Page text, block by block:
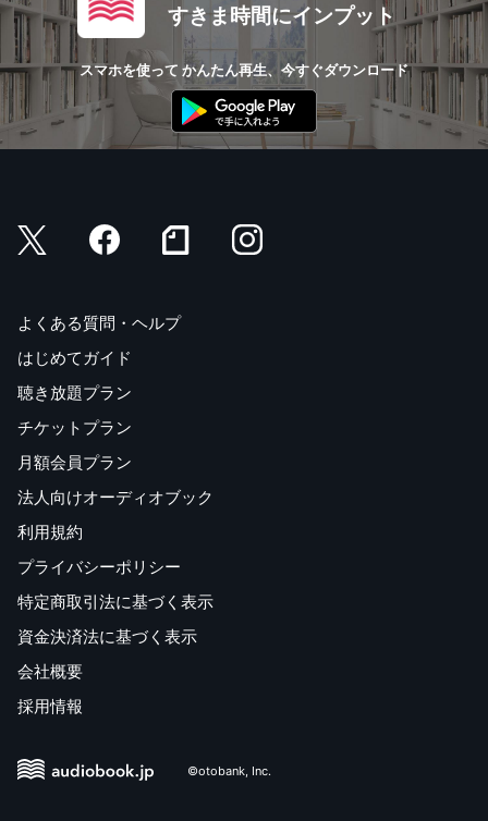
すきま時間にインプット
スマホを使って かんたん再生、今すぐダウンロード
よくある質問・ヘルプ
はじめてガイド
聴き放題プラン
チケットプラン
月額会員プラン
法人向けオーディオブック
利用規約
プライバシーポリシー
特定商取引法に基づく表示
資金決済法に基づく表示
会社概要
採用情報
©otobank, Inc.